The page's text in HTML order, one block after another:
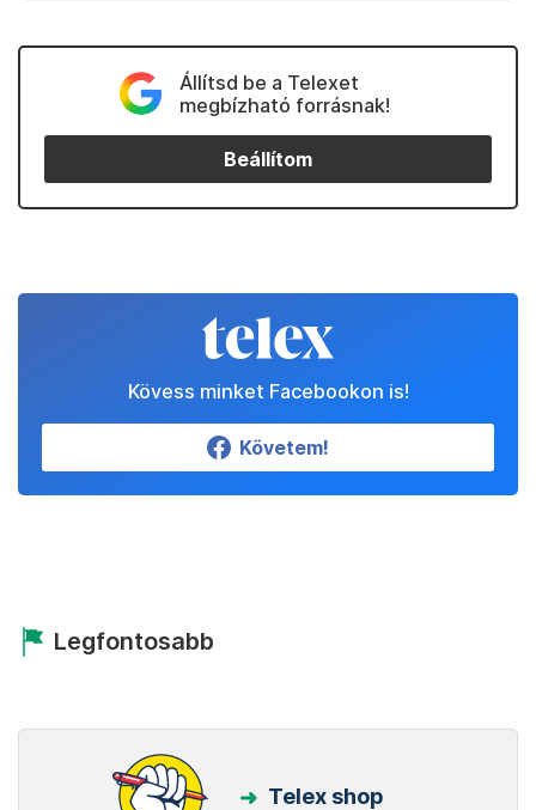
Állítsd be a Telexet
megbízható forrásnak!
Beállítom
Kövess minket Facebookon is!
Követem!
Legfontosabb
Telex shop